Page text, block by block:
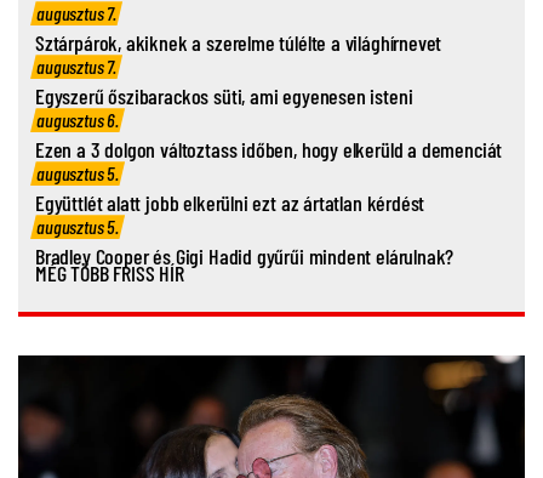
augusztus 7.
Sztárpárok, akiknek a szerelme túlélte a világhírnevet
augusztus 7.
Egyszerű őszibarackos süti, ami egyenesen isteni
augusztus 6.
Ezen a 3 dolgon változtass időben, hogy elkerüld a demenciát
augusztus 5.
Együttlét alatt jobb elkerülni ezt az ártatlan kérdést
augusztus 5.
Bradley Cooper és Gigi Hadid gyűrűi mindent elárulnak?
MÉG TÖBB FRISS HÍR